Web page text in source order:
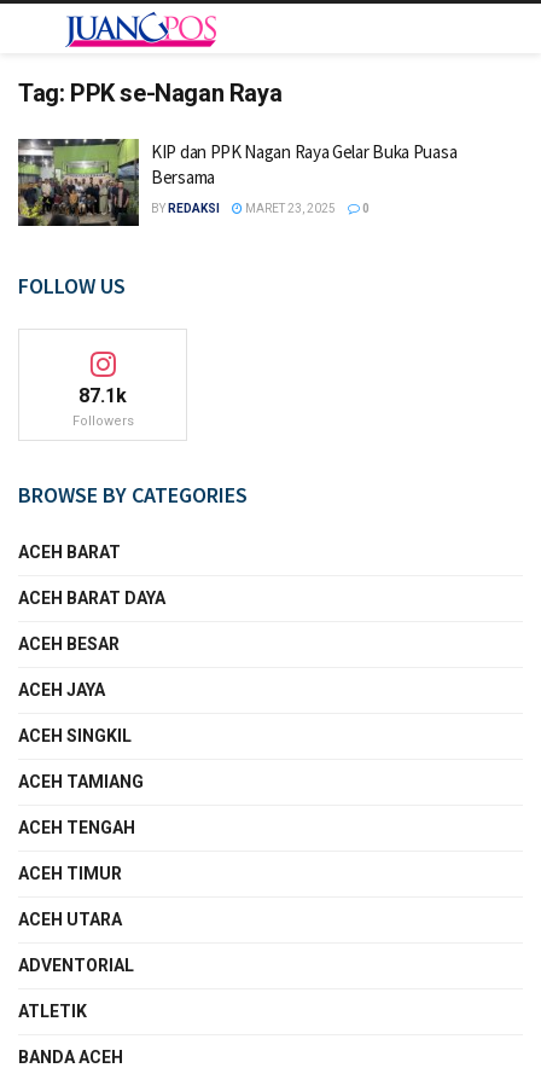
Tag: PPK se-Nagan Raya
KIP dan PPK Nagan Raya Gelar Buka Puasa
Bersama
BY REDAKSI MARET 23, 2025 0
FOLLOW US
87.1k
Followers
BROWSE BY CATEGORIES
ACEH BARAT
ACEH BARAT DAYA
ACEH BESAR
ACEH JAYA
ACEH SINGKIL
ACEH TAMIANG
ACEH TENGAH
ACEH TIMUR
ACEH UTARA
ADVENTORIAL
ATLETIK
BANDA ACEH